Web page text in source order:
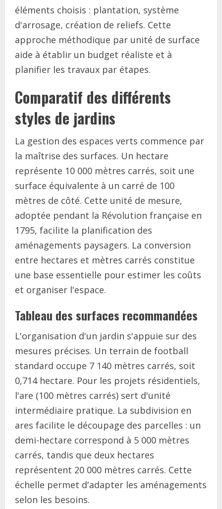
éléments choisis : plantation, système
d'arrosage, création de reliefs. Cette
approche méthodique par unité de surface
aide à établir un budget réaliste et à
planifier les travaux par étapes.
Comparatif des différents
styles de jardins
La gestion des espaces verts commence par
la maîtrise des surfaces. Un hectare
représente 10 000 mètres carrés, soit une
surface équivalente à un carré de 100
mètres de côté. Cette unité de mesure,
adoptée pendant la Révolution française en
1795, facilite la planification des
aménagements paysagers. La conversion
entre hectares et mètres carrés constitue
une base essentielle pour estimer les coûts
et organiser l'espace.
Tableau des surfaces recommandées
L'organisation d'un jardin s'appuie sur des
mesures précises. Un terrain de football
standard occupe 7 140 mètres carrés, soit
0,714 hectare. Pour les projets résidentiels,
l'are (100 mètres carrés) sert d'unité
intermédiaire pratique. La subdivision en
ares facilite le découpage des parcelles : un
demi-hectare correspond à 5 000 mètres
carrés, tandis que deux hectares
représentent 20 000 mètres carrés. Cette
échelle permet d'adapter les aménagements
selon les besoins.